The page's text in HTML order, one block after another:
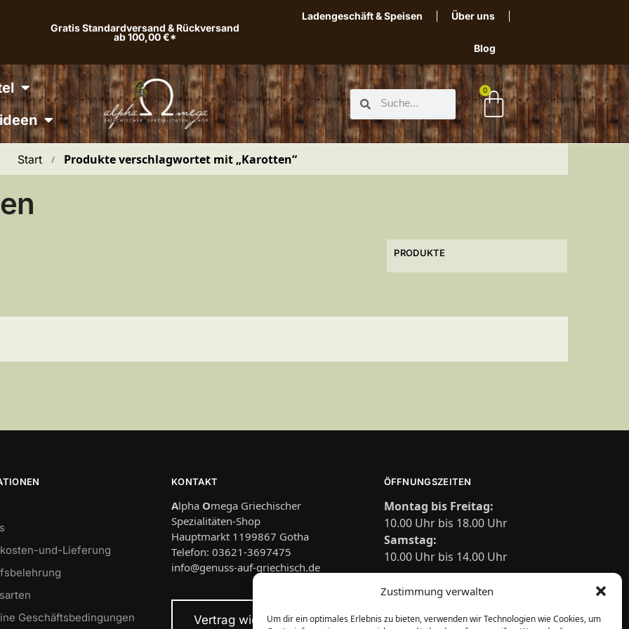
Zustimmung verwalten
Um dir ein optimales Erlebnis zu bieten, verwenden wir Technologien wie Cookies, um
Gratis Standardversand & Rückversand
ab 100,00 €*
Ladengeschäft & Speisen Über uns
Blog
0
Start / Produkte verschlagwortet mit „Karotten“
PRODUKTE
und-Lieferung
Geschäftsbedingungen
KONTAKT
Alpha Omega Griechischer
Spezialitäten-Shop
Hauptmarkt 1199867 Gotha
Telefon: 03621-3697475
info@genuss-auf-griechisch.de
Vertrag widerrufen
ÖFFNUNGSZEITEN
Montag bis Freitag:
10.00 Uhr bis 18.00 Uhr
Samstag:
10.00 Uhr bis 14.00 Uhr